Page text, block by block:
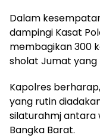
Dalam
dampingi Kasat
membagikan 300
sholat Jumat yang
Kapolres
yang rutin
silaturahmj antara
Bangka Barat.